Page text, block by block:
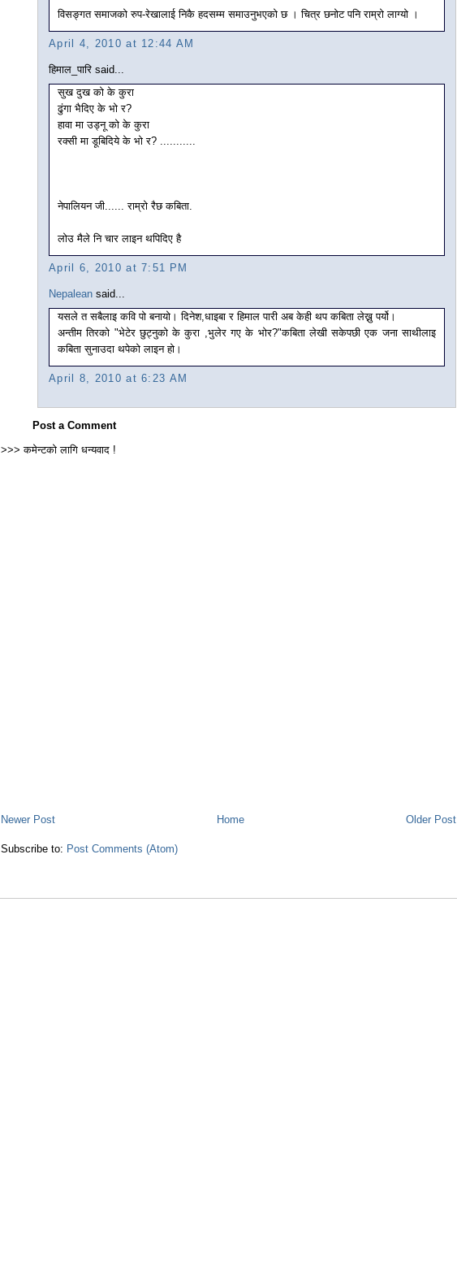
विसङ्गत समाजको रुप-रेखालाई निकै हदसम्म समाउनुभएको छ । चित्र छनोट पनि राम्रो लाग्यो ।
April 4, 2010 at 12:44 AM
हिमाल_पारि said...
सुख दुख को के कुरा
ढुंगा भैदिए के भो र?
हावा मा उड्नू को के कुरा
रक्सी मा डूबिदिये के भो र? ...........
नेपालियन जी...... राम्रो रैछ कबिता.
लोउ मैले नि चार लाइन थपिदिए है
April 6, 2010 at 7:51 PM
Nepalean said...
यसले त सबैलाइ कवि पो बनायो। दिनेश,धाइबा र हिमाल पारी अब केही थप कबिता लेख्नु पर्यो।
अन्तीम तिरको "भेटेर छुट्नुको के कुरा ,भुलेर गए के भोर?"कबिता लेखी सकेपछी एक जना साथीलाइ
कबिता सुनाउदा थपेको लाइन हो।
April 8, 2010 at 6:23 AM
Post a Comment
>>> कमेन्टको लागि धन्यवाद !
Newer Post Older Post
Home
Subscribe to: Post Comments (Atom)